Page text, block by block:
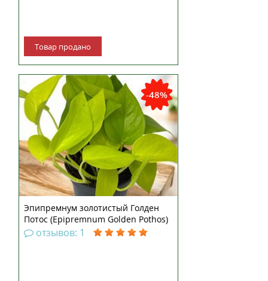
Товар продано
-48%
Эпипремнум золотистый Голден
Потос (Epipremnum Golden Pothos)
отзывов: 1